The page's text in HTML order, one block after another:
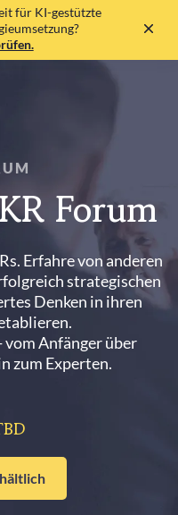
für KI-gestützte
Forum
Erfahre von anderen
strategischen
Denken in ihren
vom Anfänger über
zum Experten.